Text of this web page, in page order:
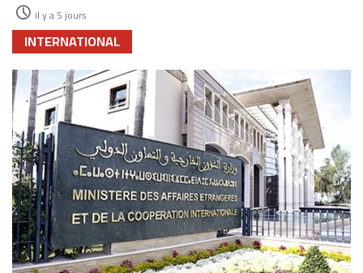
il y a 5 jours
INTERNATIONAL